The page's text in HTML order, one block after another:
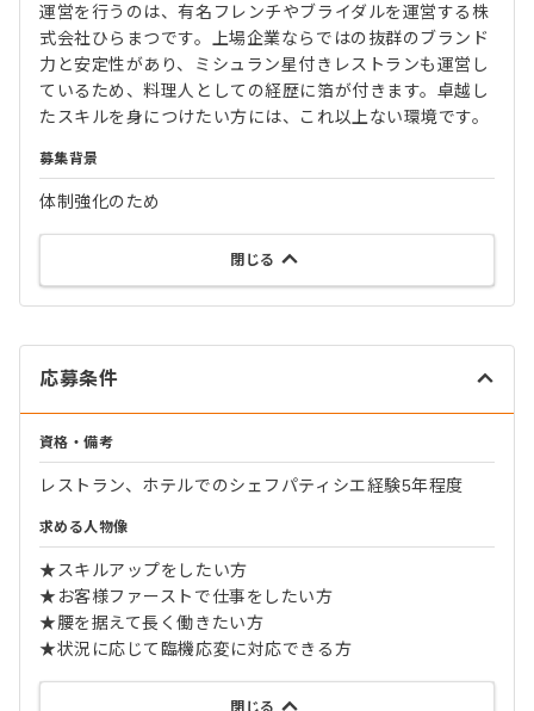
運営を行うのは、有名フレンチやブライダルを運営する株
式会社ひらまつです。上場企業ならではの抜群のブランド
力と安定性があり、ミシュラン星付きレストランも運営し
ているため、料理人としての経歴に箔が付きます。卓越し
たスキルを身につけたい方には、これ以上ない環境です。
募集背景
体制強化のため
閉じる
応募条件
資格・備考
レストラン、ホテルでのシェフパティシエ経験5年程度
求める人物像
★スキルアップをしたい方
★お客様ファーストで仕事をしたい方
★腰を据えて長く働きたい方
★状況に応じて臨機応変に対応できる方
閉じる